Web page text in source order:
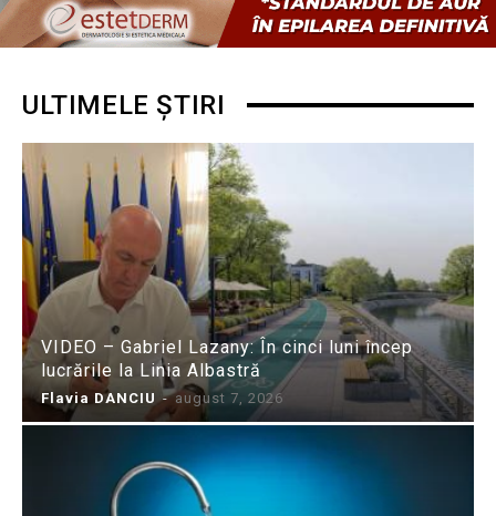
ULTIMELE ȘTIRI
VIDEO – Gabriel Lazany: În cinci luni încep
lucrările la Linia Albastră
Flavia DANCIU - august 7, 2026